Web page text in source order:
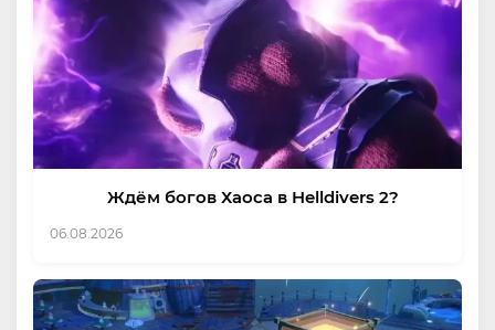
Ждём богов Хаоса в Helldivers 2?
06.08.2026